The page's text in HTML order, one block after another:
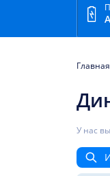
Главная
У нас